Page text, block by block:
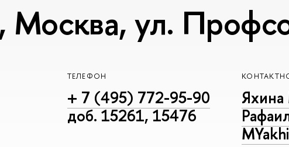
Москва, ул.
ТЕЛЕФОН
+ 7 (495) 772-95-90
доб. 15261, 15476